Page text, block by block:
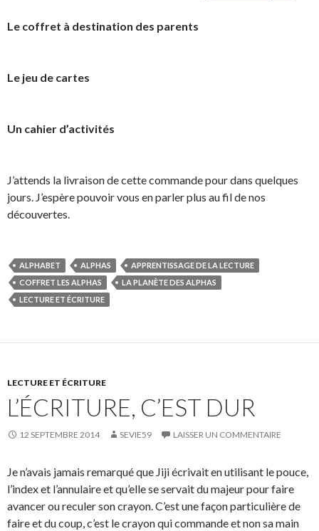
Le coffret à destination des parents
Le jeu de cartes
Un cahier d’activités
J’attends la livraison de cette commande pour dans quelques
jours. J’espère pouvoir vous en parler plus au fil de nos
découvertes.
ALPHABET ALPHAS
APPRENTISSAGE DE LA LECTURE
COFFRET LES ALPHAS
LA PLANÈTE DES ALPHAS
LECTURE ET ÉCRITURE
LECTURE ET ÉCRITURE
L’ÉCRITURE, C’EST DUR
12 SEPTEMBRE 2014 SEVIE59 LAISSER UN COMMENTAIRE
Je n’avais jamais remarqué que Jiji écrivait en utilisant le pouce,
l’index et l’annulaire et qu’elle se servait du majeur pour faire
avancer ou reculer son crayon. C’est une façon particulière de
faire et du coup, c’est le crayon qui commande et non sa main